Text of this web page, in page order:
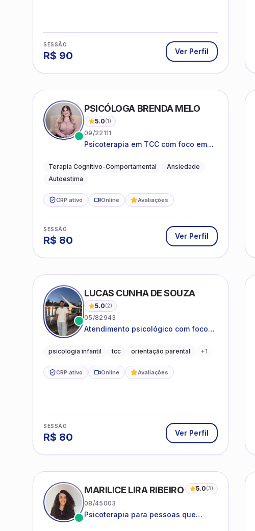
SESSÃO
R$ 90 Ver Perfil
PSICÓLOGA BRENDA MELO
5.0(1)
09/22111
Psicoterapia em TCC com foco em
práticas para o cotidiano
Terapia Cognitivo-Comportamental
Ansiedade
Autoestima
CRP ativo Online Avaliações
SESSÃO
R$ 80 Ver Perfil
LUCAS CUNHA DE SOUZA
5.0(2)
05/82943
Atendimento psicológico com foco
Comportamental (TCC), promovendo
vida.
psicologia infantil tcc orientação parental +1
CRP ativo Online Avaliações
SESSÃO
R$ 80 Ver Perfil
MARILICE LIRA RIBEIRO 5.0(3)
08/45003
Psicoterapia para pessoas que